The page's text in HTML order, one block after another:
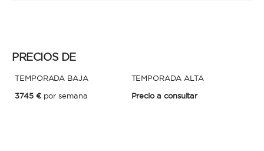
PRECIOS DE
TEMPORADA BAJA
3745 € por semana
TEMPORADA ALTA
Precio a consultar
Al enviar esta solicitud, aceptas los